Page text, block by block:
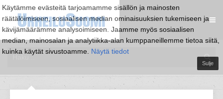
Käytämme evästeitä tarjoamamme sisällön ja mainosten
räätälöimiseen, sosiaalisen median ominaisuuksien tukemiseen ja
kävijämäärämme analysoimiseen. Jaamme myös sosiaalisen
median, mainosalan ja analytiikka-alan kumppaneillemme tietoa siitä,
kuinka käytät sivustoamme. Näytä tiedot
Sulje